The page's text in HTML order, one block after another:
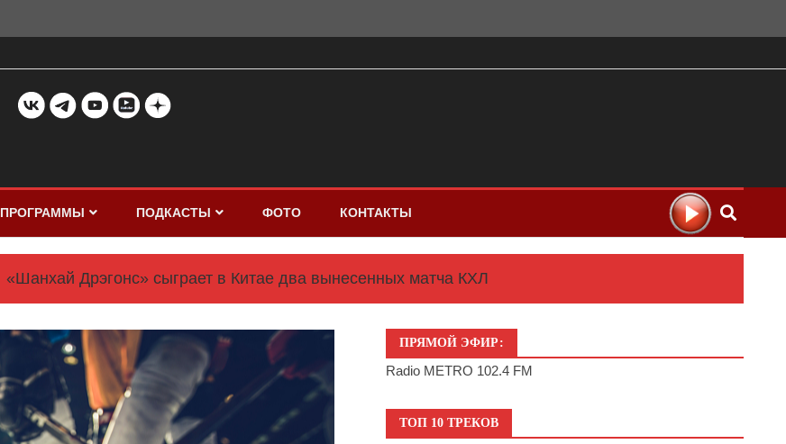
ПРОГРАММЫ ПОДКАСТЫ ФОТО КОНТАКТЫ
«Шанхай Дрэгонс» сыграет в Китае два вынесенных матча КХЛ
ПРЯМОЙ ЭФИР:
Radio METRO 102.4 FM
ТОП 10 ТРЕКОВ